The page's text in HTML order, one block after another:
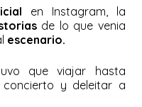
en Instagram, la
de lo que venia
escenario.
que viajar hasta
y deleitar a